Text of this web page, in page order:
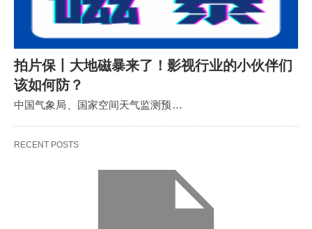
拍片保丨大地磁暴来了！影视行业的小伙伴们
该如何防？
中国气象局、国家空间天气监测预…
RECENT POSTS